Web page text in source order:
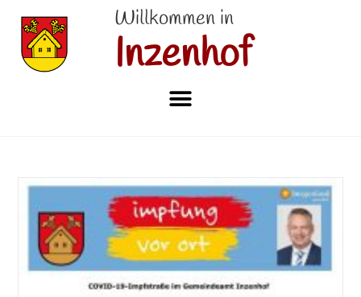
Willkommen in
Inzenhof